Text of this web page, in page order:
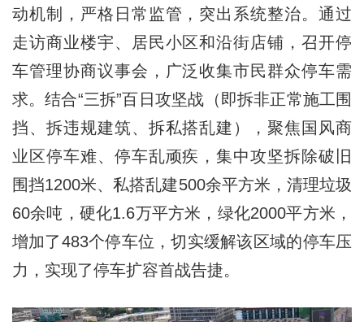
动机制，严格日常监管，突出系统整治。通过
走访商业楼宇、居民小区和沿街店铺，召开停
车管理协商议事会，广泛收集市民群众停车需
求。结合“三拆”百日攻坚战（即拆非正常施工围
挡、拆违规建筑、拆私搭乱建），聚焦国风商
业区停车难、停车乱顽疾，集中攻坚拆除破旧
围挡1200米、私搭乱建500余平方米，清理垃圾
60余吨，硬化1.6万平方米，绿化2000平方米，
增加了483个停车位，切实缓解该区域的停车压
力，实现了停车扩容首战告捷。